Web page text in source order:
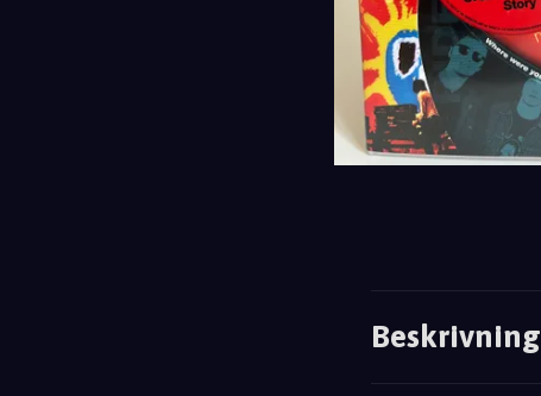
Beskrivning